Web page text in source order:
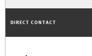
DIRECT CONTACT